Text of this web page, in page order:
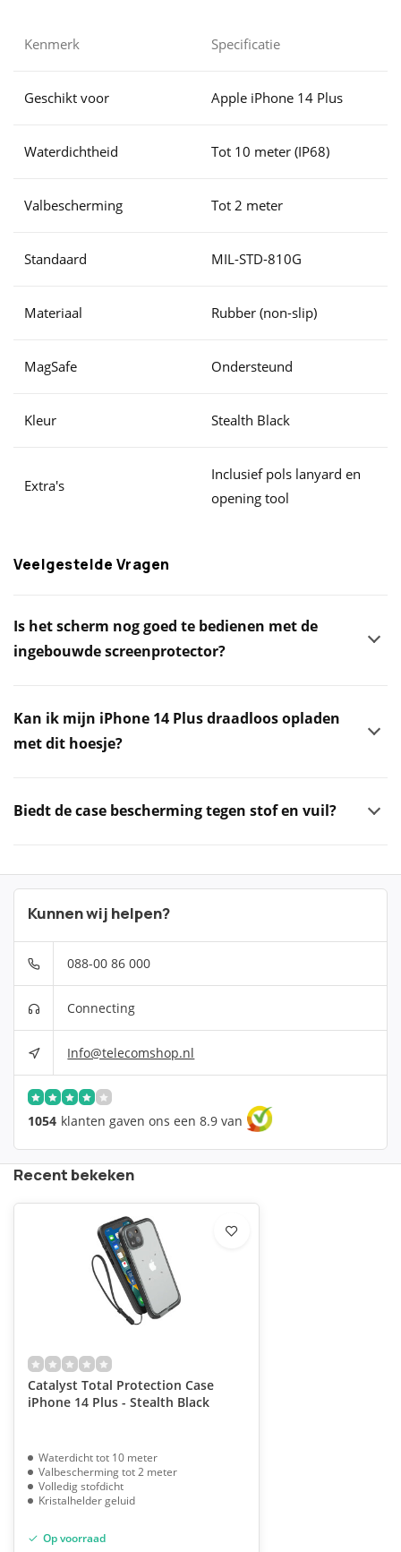
Kenmerk Specificatie
Geschikt voor Apple iPhone 14 Plus
Waterdichtheid Tot 10 meter (IP68)
Valbescherming Tot 2 meter
Standaard MIL-STD-810G
Materiaal Rubber (non-slip)
MagSafe Ondersteund
Kleur Stealth Black
Extra's
Inclusief pols lanyard en
opening tool
Veelgestelde Vragen
Is het scherm nog goed te bedienen met de
ingebouwde screenprotector?
Kan ik mijn iPhone 14 Plus draadloos opladen
met dit hoesje?
Biedt de case bescherming tegen stof en vuil?
Kunnen wij helpen?
088-00 86 000
Connecting
Info@telecomshop.nl
1054 klanten gaven ons een 8.9 van
Recent bekeken
Catalyst Total Protection Case
iPhone 14 Plus - Stealth Black
Waterdicht tot 10 meter
Valbescherming tot 2 meter
Volledig stofdicht
Kristalhelder geluid
Op voorraad